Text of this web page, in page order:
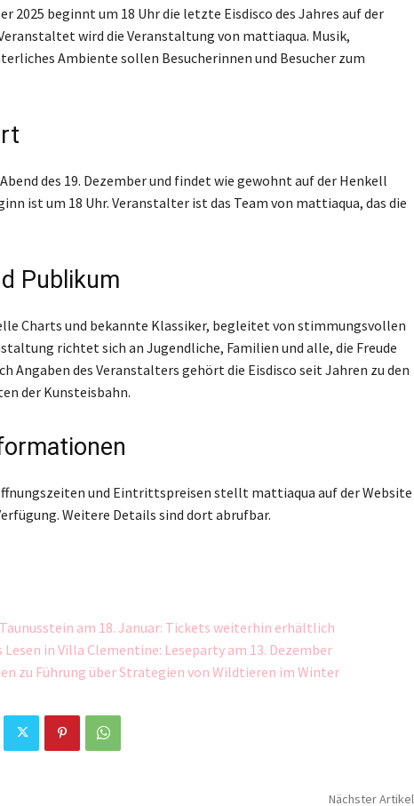
2025 beginnt um 18 Uhr die letzte Eisdisco des Jahres auf der
wird die Veranstaltung von mattiaqua. Musik,
Ambiente sollen Besucherinnen und Besucher zum
des 19. Dezember und findet wie gewohnt auf der Henkell
ist um 18 Uhr. Veranstalter ist das Team von mattiaqua, das die
Publikum
Charts und bekannte Klassiker, begleitet von stimmungsvollen
richtet sich an Jugendliche, Familien und alle, die Freude
Angaben des Veranstalters gehört die Eisdisco seit Jahren zu den
der Kunsteisbahn.
und Eintrittspreisen stellt mattiaqua auf der Website
Weitere Details sind dort abrufbar.
am 18. Januar: Tickets weiterhin erhältlich
in Villa Clementine: Leseparty am 13. Dezember
zu Führung über Strategien von Wildtieren im Winter
Nächster Artikel